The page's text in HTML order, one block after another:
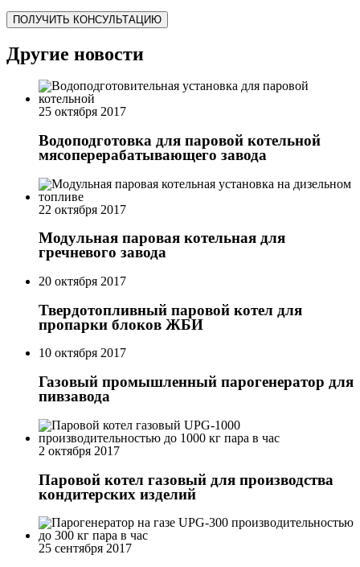
ПОЛУЧИТЬ КОНСУЛЬТАЦИЮ
Другие новости
25 октября 2017
Водоподготовка для паровой котельной
мясоперерабатывающего завода
22 октября 2017
Модульная паровая котельная для
гречневого завода
20 октября 2017
Твердотопливный паровой котел для
пропарки блоков ЖБИ
10 октября 2017
Газовый промышленный парогенератор для
пивзавода
2 октября 2017
Паровой котел газовый для производства
кондитерских изделий
25 сентября 2017